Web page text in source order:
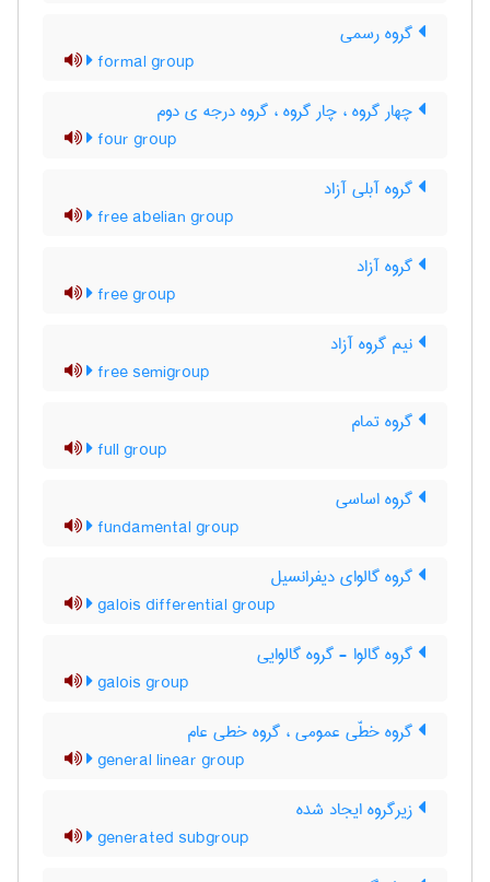
گروه رسمی
formal group
چهار گروه ، چار گروه ، گروه درجه ی دوم
four group
گروه آبلی آزاد
free abelian group
گروه آزاد
free group
نیم گروه آزاد
free semigroup
گروه تمام
full group
گروه اساسی
fundamental group
گروه گالوای دیفرانسیل
galois differential group
گروه گالوا - گروه گالوایی
galois group
گروه خطّی عمومی ، گروه خطی عام
general linear group
زیرگروه ایجاد شده
generated subgroup